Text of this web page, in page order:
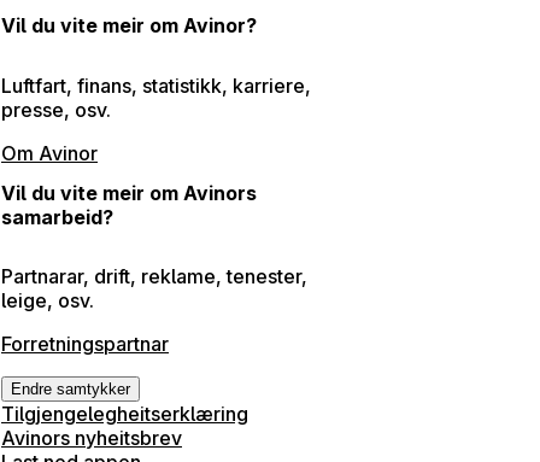
Vil du vite meir om Avinor?
Luftfart, finans, statistikk, karriere,
presse, osv.
Om Avinor
Vil du vite meir om Avinors
samarbeid?
Partnarar, drift, reklame, tenester,
leige, osv.
Forretningspartnar
Endre samtykker
Tilgjengelegheitserklæring
Avinors nyheitsbrev